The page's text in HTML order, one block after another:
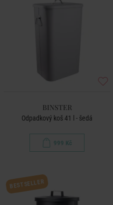
BINSTER
Odpadkový koš 41 l - šedá
999 Kč
BESTSELLER